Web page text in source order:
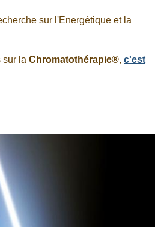
sur l'Energétique et la
sur la Chromatothérapie®, c'est